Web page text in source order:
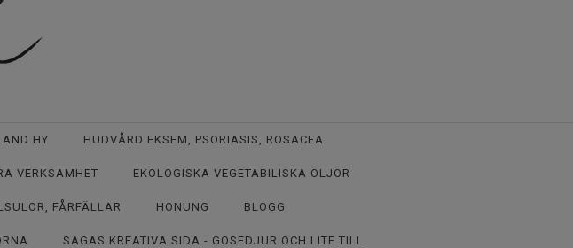
HY HUDVÅRD EKSEM, PSORIASIS, ROSACEA
VERKSAMHET EKOLOGISKA VEGETABILISKA OLJOR
FÅRFÄLLAR HONUNG BLOGG
SAGAS KREATIVA SIDA - GOSEDJUR OCH LITE TILL